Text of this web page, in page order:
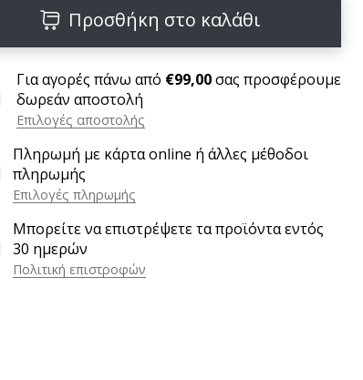
Προσθήκη στο καλάθι
Για αγορές πάνω από €99,00σας προσφέρουμε
δωρεάν αποστολή
Επιλογές αποστολής
Πληρωμή με κάρτα online ή άλλες μέθοδοι
πληρωμής
Επιλογές πληρωμής
Μπορείτε να επιστρέψετε τα προϊόντα εντός
30 ημερών
Πολιτική επιστροφών